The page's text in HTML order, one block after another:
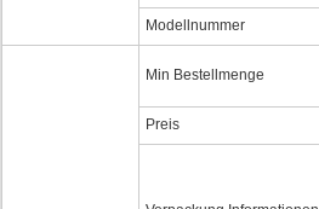
Modellnummer
Min Bestellmenge
Preis